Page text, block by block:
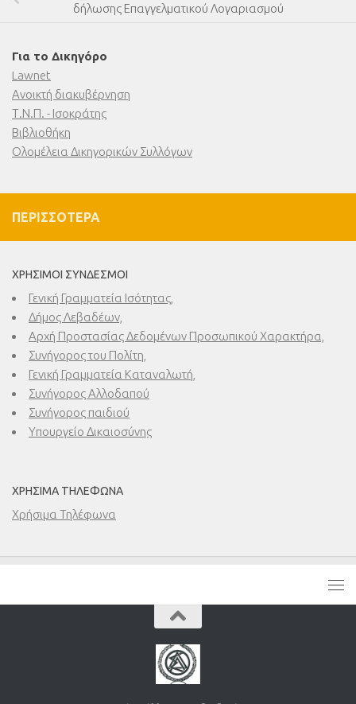
δήλωσης Επαγγελματικού Λογαριασμού
Για το Δικηγόρο
Lawnet
Ανοικτή διακυβέρνηση
Τ.Ν.Π. - Ισοκράτης
Βιβλιοθήκη
Ολομέλεια Δικηγορικών Συλλόγων
ΠΕΡΙΣΣΌΤΕΡΑ
ΧΡΉΣΙΜΟΙ ΣΎΝΔΕΣΜΟΙ
Γενική Γραμματεία Ισότητας,
Δήμος Λεβαδέων,
Αρχή Προστασίας Δεδομένων Προσωπικού Χαρακτήρα,
Συνήγορος του Πολίτη,
Γενική Γραμματεία Καταναλωτή,
Συνήγορος Αλλοδαπού
Συνήγορος παιδιού
Υπουργείο Δικαιοσύνης
ΧΡΉΣΙΜΑ ΤΗΛΈΦΩΝΑ
Χρήσιμα Τηλέφωνα